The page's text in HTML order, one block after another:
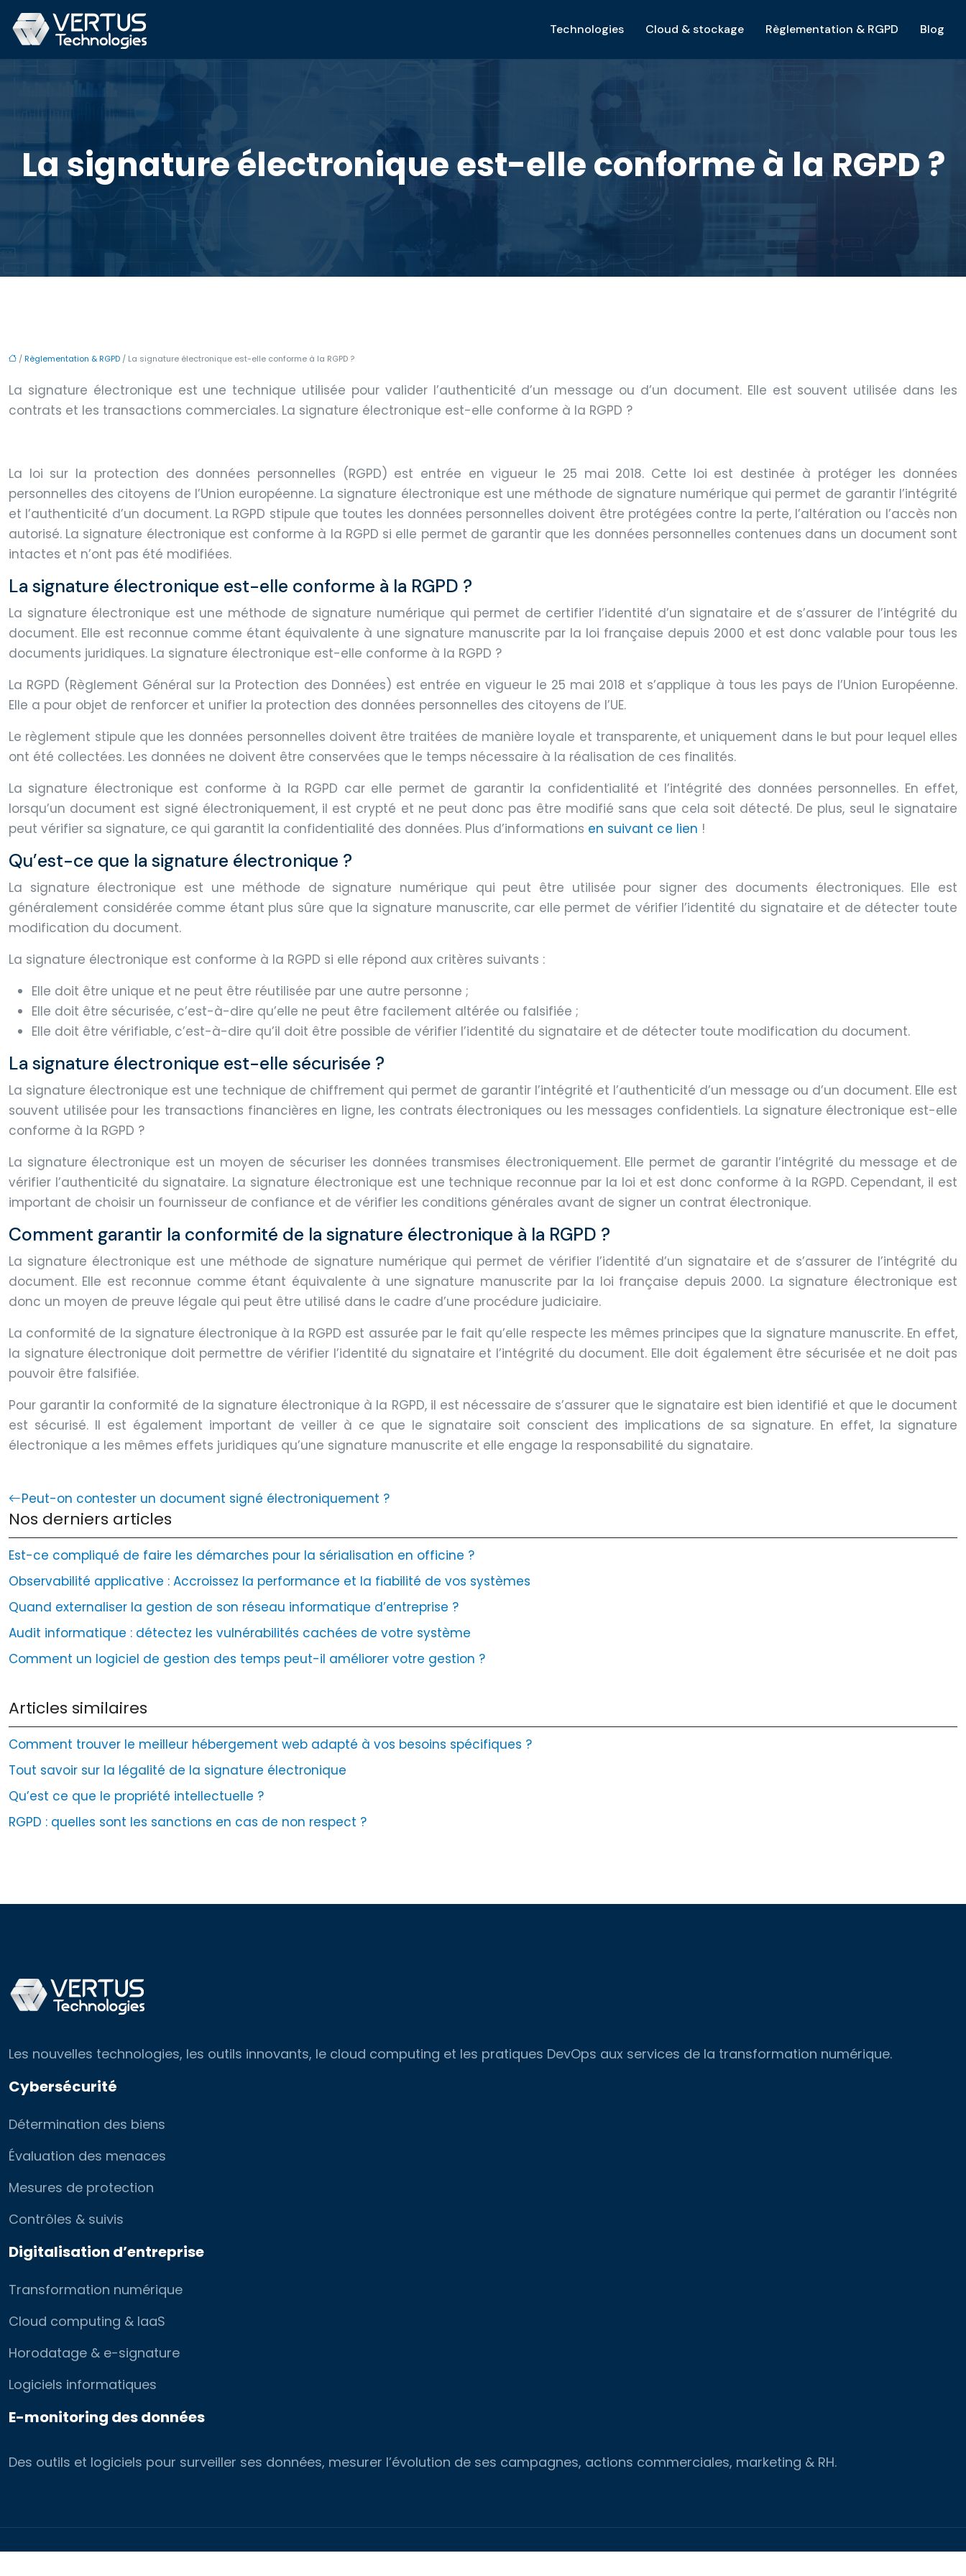
Technologies Cloud & stockage Règlementation & RGPD Blog
La signature électronique est-elle conforme à la RGPD ?
/Règlementation & RGPD / La signature électronique est-elle conforme à la RGPD ?
La signature électronique est une technique utilisée pour valider l’authenticité d’un message ou d’un document. Elle est souvent utilisée dans les
contrats et les transactions commerciales. La signature électronique est-elle conforme à la RGPD ?
La loi sur la protection des données personnelles (RGPD) est entrée en vigueur le 25 mai 2018. Cette loi est destinée à protéger les données
personnelles des citoyens de l’Union européenne. La signature électronique est une méthode de signature numérique qui permet de garantir l’intégrité
et l’authenticité d’un document. La RGPD stipule que toutes les données personnelles doivent être protégées contre la perte, l’altération ou l’accès non
autorisé. La signature électronique est conforme à la RGPD si elle permet de garantir que les données personnelles contenues dans un document sont
intactes et n’ont pas été modifiées.
La signature électronique est-elle conforme à la RGPD ?
La signature électronique est une méthode de signature numérique qui permet de certifier l’identité d’un signataire et de s’assurer de l’intégrité du
document. Elle est reconnue comme étant équivalente à une signature manuscrite par la loi française depuis 2000 et est donc valable pour tous les
documents juridiques. La signature électronique est-elle conforme à la RGPD ?
La RGPD (Règlement Général sur la Protection des Données) est entrée en vigueur le 25 mai 2018 et s’applique à tous les pays de l’Union Européenne.
Elle a pour objet de renforcer et unifier la protection des données personnelles des citoyens de l’UE.
Le règlement stipule que les données personnelles doivent être traitées de manière loyale et transparente, et uniquement dans le but pour lequel elles
ont été collectées. Les données ne doivent être conservées que le temps nécessaire à la réalisation de ces finalités.
La signature électronique est conforme à la RGPD car elle permet de garantir la confidentialité et l’intégrité des données personnelles. En effet,
lorsqu’un document est signé électroniquement, il est crypté et ne peut donc pas être modifié sans que cela soit détecté. De plus, seul le signataire
peut vérifier sa signature, ce qui garantit la confidentialité des données. Plus d’informations en suivant ce lien !
Qu’est-ce que la signature électronique ?
La signature électronique est une méthode de signature numérique qui peut être utilisée pour signer des documents électroniques. Elle est
généralement considérée comme étant plus sûre que la signature manuscrite, car elle permet de vérifier l’identité du signataire et de détecter toute
modification du document.
La signature électronique est conforme à la RGPD si elle répond aux critères suivants :
Elle doit être unique et ne peut être réutilisée par une autre personne ;
Elle doit être sécurisée, c’est-à-dire qu’elle ne peut être facilement altérée ou falsifiée ;
Elle doit être vérifiable, c’est-à-dire qu’il doit être possible de vérifier l’identité du signataire et de détecter toute modification du document.
La signature électronique est-elle sécurisée ?
La signature électronique est une technique de chiffrement qui permet de garantir l’intégrité et l’authenticité d’un message ou d’un document. Elle est
souvent utilisée pour les transactions financières en ligne, les contrats électroniques ou les messages confidentiels. La signature électronique est-elle
conforme à la RGPD ?
La signature électronique est un moyen de sécuriser les données transmises électroniquement. Elle permet de garantir l’intégrité du message et de
vérifier l’authenticité du signataire. La signature électronique est une technique reconnue par la loi et est donc conforme à la RGPD. Cependant, il est
important de choisir un fournisseur de confiance et de vérifier les conditions générales avant de signer un contrat électronique.
Comment garantir la conformité de la signature électronique à la RGPD ?
La signature électronique est une méthode de signature numérique qui permet de vérifier l’identité d’un signataire et de s’assurer de l’intégrité du
document. Elle est reconnue comme étant équivalente à une signature manuscrite par la loi française depuis 2000. La signature électronique est
donc un moyen de preuve légale qui peut être utilisé dans le cadre d’une procédure judiciaire.
La conformité de la signature électronique à la RGPD est assurée par le fait qu’elle respecte les mêmes principes que la signature manuscrite. En effet,
la signature électronique doit permettre de vérifier l’identité du signataire et l’intégrité du document. Elle doit également être sécurisée et ne doit pas
pouvoir être falsifiée.
Pour garantir la conformité de la signature électronique à la RGPD, il est nécessaire de s’assurer que le signataire est bien identifié et que le document
est sécurisé. Il est également important de veiller à ce que le signataire soit conscient des implications de sa signature. En effet, la signature
électronique a les mêmes effets juridiques qu’une signature manuscrite et elle engage la responsabilité du signataire.
Peut-on contester un document signé électroniquement ?
Nos derniers articles
Est-ce compliqué de faire les démarches pour la sérialisation en officine ?
Observabilité applicative : Accroissez la performance et la fiabilité de vos systèmes
Quand externaliser la gestion de son réseau informatique d’entreprise ?
Audit informatique : détectez les vulnérabilités cachées de votre système
Comment un logiciel de gestion des temps peut-il améliorer votre gestion ?
Articles similaires
Comment trouver le meilleur hébergement web adapté à vos besoins spécifiques ?
Tout savoir sur la légalité de la signature électronique
Qu’est ce que le propriété intellectuelle ?
RGPD : quelles sont les sanctions en cas de non respect ?
Les nouvelles technologies, les outils innovants, le cloud computing et les pratiques DevOps aux services de la transformation numérique.
Cybersécurité
Détermination des biens
Évaluation des menaces
Mesures de protection
Contrôles & suivis
Digitalisation d’entreprise
Transformation numérique
Cloud computing & IaaS
Horodatage & e-signature
Logiciels informatiques
E-monitoring des données
Des outils et logiciels pour surveiller ses données, mesurer l’évolution de ses campagnes, actions commerciales, marketing & RH.